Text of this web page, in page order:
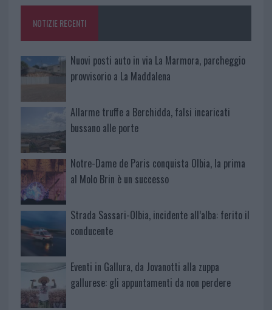
o
k
p
NOTIZIE RECENTI
Nuovi posti auto in via La Marmora, parcheggio
provvisorio a La Maddalena
Allarme truffe a Berchidda, falsi incaricati
bussano alle porte
Notre-Dame de Paris conquista Olbia, la prima
al Molo Brin è un successo
Strada Sassari-Olbia, incidente all’alba: ferito il
conducente
Eventi in Gallura, da Jovanotti alla zuppa
gallurese: gli appuntamenti da non perdere